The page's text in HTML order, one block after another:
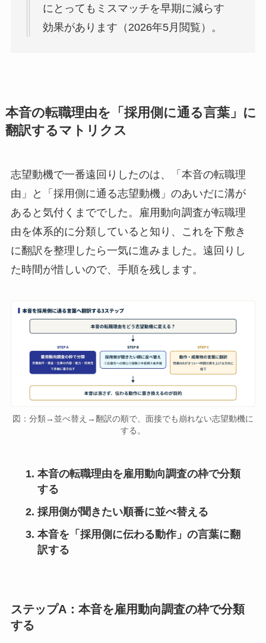
にとってもミスマッチを早期に減らす
効果があります（2026年5月閲覧）。
本音の転職理由を「採用側に通る言葉」に
翻訳するマトリクス
志望動機で一番遠回りしたのは、「本音の転職理
由」と「採用側に通る志望動機」のあいだに溝が
あると気付くまででした。雇用動向調査が転職理
由を体系的に分類していると知り、これを下敷き
に翻訳を整理したら一気に進みました。遠回りし
た時間が惜しいので、手順を残します。
図：分類→並べ替え→翻訳の順で、面接でも崩れない志望動機に
する。
本音の転職理由を雇用動向調査の枠で分類
する
採用側が聞きたい順番に並べ替える
本音を「採用側に伝わる動作」の言葉に翻
訳する
ステップA：本音を雇用動向調査の枠で分類
する